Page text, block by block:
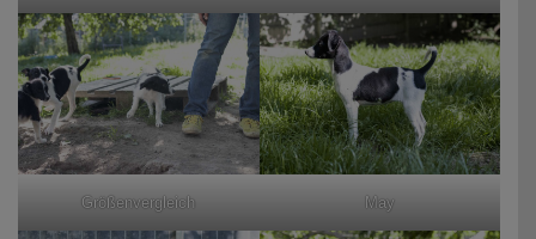
Größenvergleich May